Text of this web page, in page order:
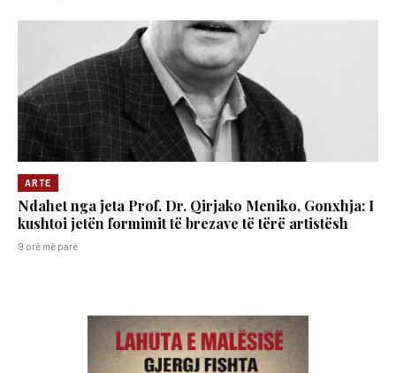
ARTE
Ndahet nga jeta Prof. Dr. Qirjako Meniko, Gonxhja: I
kushtoi jetën formimit të brezave të tërë artistësh
9 orë më parë